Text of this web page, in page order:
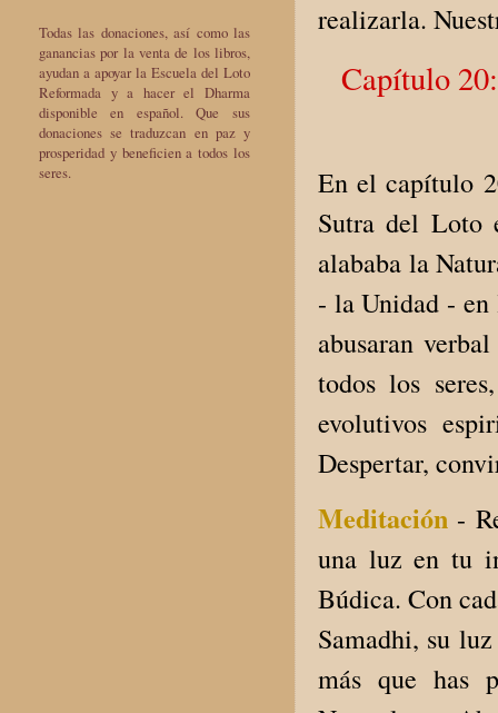
realizarla.
Capítulo
En el capítulo
Sutra del Loto
alababa la
- la Unidad - en
abusaran
todos los
evolutivos
Despertar,
Meditación -
una luz en tu
Búdica. Con
Samadhi, su
más que has
Todas las donaciones, así como las
ganancias por la venta de los libros,
ayudan a apoyar la Escuela del Loto
Reformada y a hacer el Dharma
disponible en español. Que sus
donaciones se traduzcan en paz y
prosperidad y beneficien a todos los
seres.